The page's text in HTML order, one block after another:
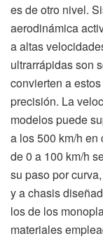
es de otro nivel.
aerodinámica
a altas
ultrarrápidas son
convierten a
precisión. La
modelos puede
a los 500 km/h
de 0 a 100 km/h
su paso por
y a chasis
los de los
materiales